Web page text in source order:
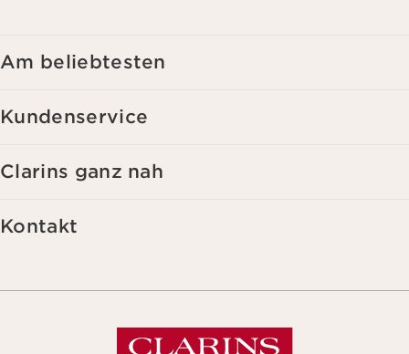
Am beliebtesten
Kundenservice
Clarins ganz nah
Kontakt